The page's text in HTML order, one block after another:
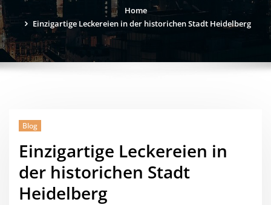
Home
Einzigartige Leckereien in der historichen Stadt Heidelberg
Blog
Einzigartige Leckereien in
der historichen Stadt
Heidelberg